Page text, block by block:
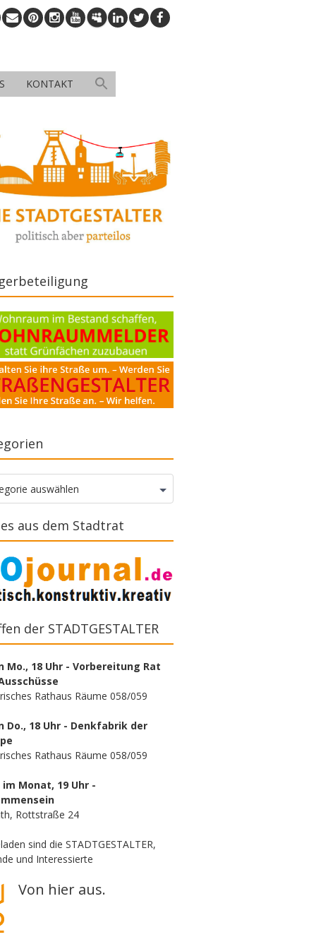
KONTAKT
auswählen
aus dem Stadtrat
der STADTGESTALTER
Mo., 18 Uhr - Vorbereitung Rat
Rathaus Räume 058/059
Do., 18 Uhr - Denkfabrik der
Rathaus Räume 058/059
im Monat, 19 Uhr -
Rottstraße 24
sind die STADTGESTALTER,
und Interessierte
Von hier aus.